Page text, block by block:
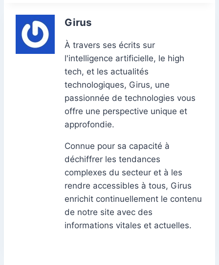
Girus
À travers ses écrits sur
l'intelligence artificielle, le high
tech, et les actualités
technologiques, Girus, une
passionnée de technologies vous
offre une perspective unique et
approfondie.
Connue pour sa capacité à
déchiffrer les tendances
complexes du secteur et à les
rendre accessibles à tous, Girus
enrichit continuellement le contenu
de notre site avec des
informations vitales et actuelles.